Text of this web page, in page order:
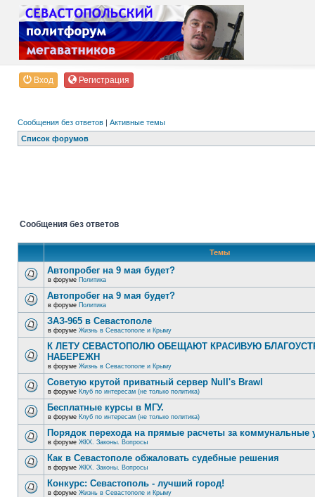
Вход Регистрация
Сообщения без ответов | Активные темы
Список форумов
Сообщения без ответов
Темы
Автопробег на 9 мая будет?
в форуме Политика
Автопробег на 9 мая будет?
в форуме Политика
ЗАЗ-965 в Севастополе
в форуме Жизнь в Севастополе и Крыму
К ЛЕТУ СЕВАСТОПОЛЮ ОБЕЩАЮТ КРАСИВУЮ
НАБЕРЕЖН
в форуме Жизнь в Севастополе и Крыму
Советую крутой приватный сервер Null's Brawl
в форуме Клуб по интересам (не только политика)
Бесплатные курсы в МГУ.
в форуме Клуб по интересам (не только политика)
Порядок перехода на прямые расчеты за коммунальные
в форуме ЖКХ. Законы. Вопросы
Как в Севастополе обжаловать судебные решения
в форуме ЖКХ. Законы. Вопросы
Конкурс: Севастополь - лучший город!
в форуме Жизнь в Севастополе и Крыму